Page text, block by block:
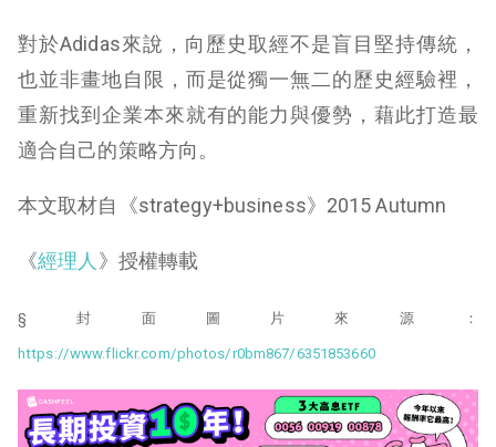
對於Adidas來說，向歷史取經不是盲目堅持傳統，
也並非畫地自限，而是從獨一無二的歷史經驗裡，
重新找到企業本來就有的能力與優勢，藉此打造最
適合自己的策略方向。
本文取材自《strategy+business》2015 Autumn
《經理人 》授權轉載
§封面圖片來源：
https://www.flickr.com/photos/r0bm867/6351853660